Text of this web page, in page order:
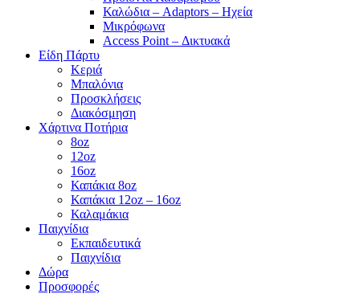
Καλώδια – Adaptors – Ηχεία
Μικρόφωνα
Access Point – Δικτυακά
Είδη Πάρτυ
Κεριά
Μπαλόνια
Προσκλήσεις
Διακόσμηση
Χάρτινα Ποτήρια
8oz
12oz
16oz
Καπάκια 8oz
Καπάκια 12oz – 16oz
Καλαμάκια
Παιχνίδια
Εκπαιδευτικά
Παιχνίδια
Δώρα
Προσφορές